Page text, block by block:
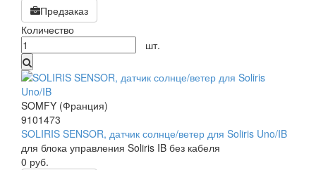
Предзаказ
Количество
шт.
SOMFY (Франция)
9101473
SOLIRIS SENSOR, датчик солнце/ветер для Soliris Uno/IB
для блока управления Soliris IB без кабеля
0 руб.